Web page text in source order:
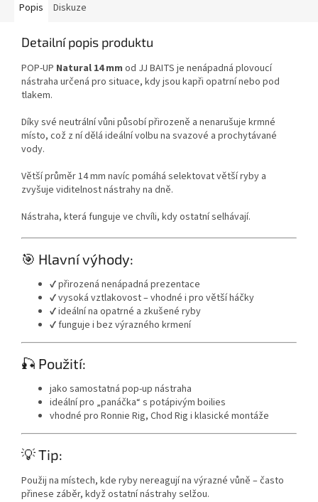
Popis Diskuze
Detailní popis produktu
POP-UP Natural 14 mm od JJ BAITS je nenápadná plovoucí
nástraha určená pro situace, kdy jsou kapři opatrní nebo pod
tlakem.
Díky své neutrální vůni působí přirozeně a nenarušuje krmné
místo, což z ní dělá ideální volbu na svazové a prochytávané
vody.
Větší průměr 14 mm navíc pomáhá selektovat větší ryby a
zvyšuje viditelnost nástrahy na dně.
Nástraha, která funguje ve chvíli, kdy ostatní selhávají.
🎯 Hlavní výhody:
✔ přirozená nenápadná prezentace
✔ vysoká vztlakovost – vhodné i pro větší háčky
✔ ideální na opatrné a zkušené ryby
✔ funguje i bez výrazného krmení
🎣 Použití:
jako samostatná pop-up nástraha
ideální pro „panáčka“ s potápivým boilies
vhodné pro Ronnie Rig, Chod Rig i klasické montáže
💡 Tip:
Použij na místech, kde ryby nereagují na výrazné vůně – často
přinese záběr, když ostatní nástrahy selžou.